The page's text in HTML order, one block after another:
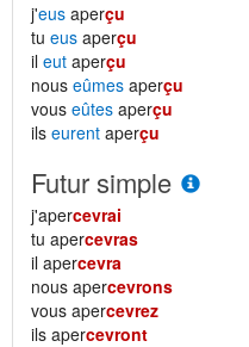
j'eus aperçu
tu eus aperçu
il eut aperçu
nous eûmes aperçu
vous eûtes aperçu
ils eurent aperçu
Futur simple
j'apercevrai
tu apercevras
il apercevra
nous apercevrons
vous apercevrez
ils apercevront